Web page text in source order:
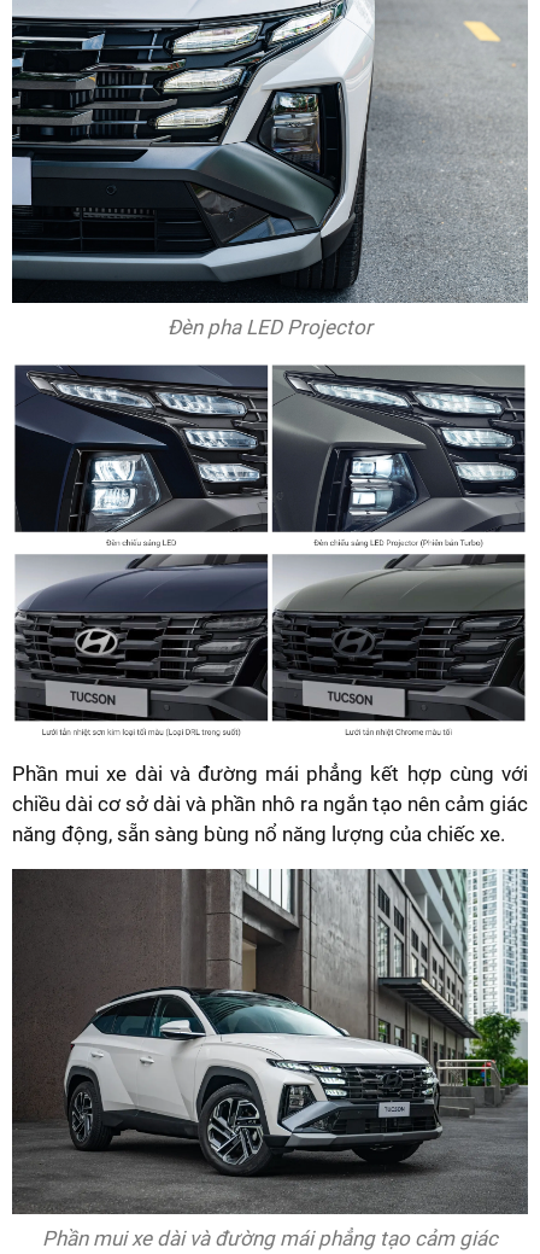
Đèn pha LED Projector
Phần mui xe dài và đường mái phẳng kết hợp cùng với
chiều dài cơ sở dài và phần nhô ra ngắn tạo nên cảm giác
năng động, sẵn sàng bùng nổ năng lượng của chiếc xe.
Phần mui xe dài và đường mái phẳng tạo cảm giác